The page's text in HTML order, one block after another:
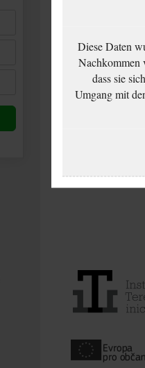
Diese Daten
Nachkommen
dass sie
Umgang mit